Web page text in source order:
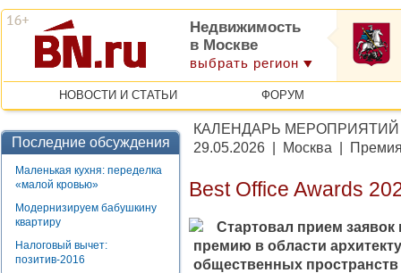
Недвижимость
в Москве
выбрать регион
НОВОСТИ И СТАТЬИ ФОРУМ
Последние обсуждения
Маленькая кухня: переделка
«малой кровью»
Модернизируем бабушкину
квартиру
Налоговый вычет:
позитив-2016
КАЛЕНДАРЬ МЕРОПРИЯТИЙ
29.05.2026 | Москва |
Best Office Awards
Стартовал прием
премию в области
общественных пространств